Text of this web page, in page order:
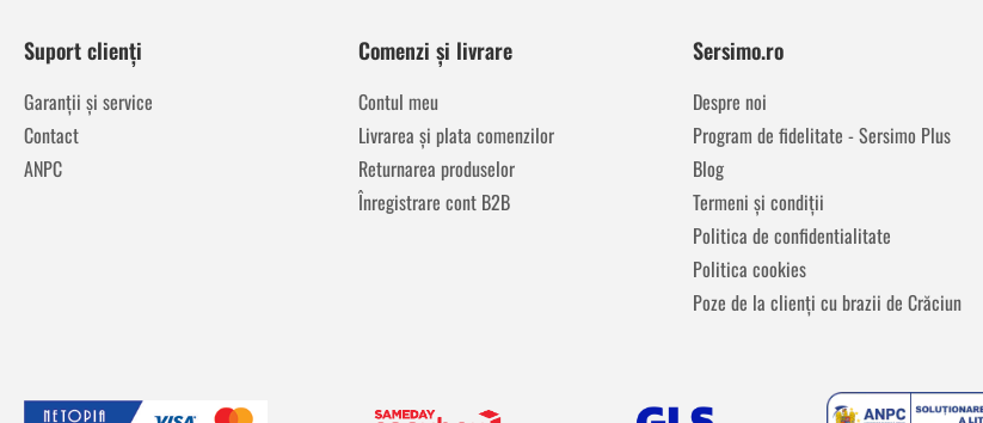
Suport clienți
Garanții și service
Contact
ANPC
Comenzi și livrare
Contul meu
Livrarea și plata comenzilor
Returnarea produselor
Înregistrare cont B2B
Sersimo.ro
Despre noi
Program de fidelitate - Sersimo Plus
Blog
Termeni și condiții
Politica de confidentialitate
Politica cookies
Poze de la clienți cu brazii de Crăciun